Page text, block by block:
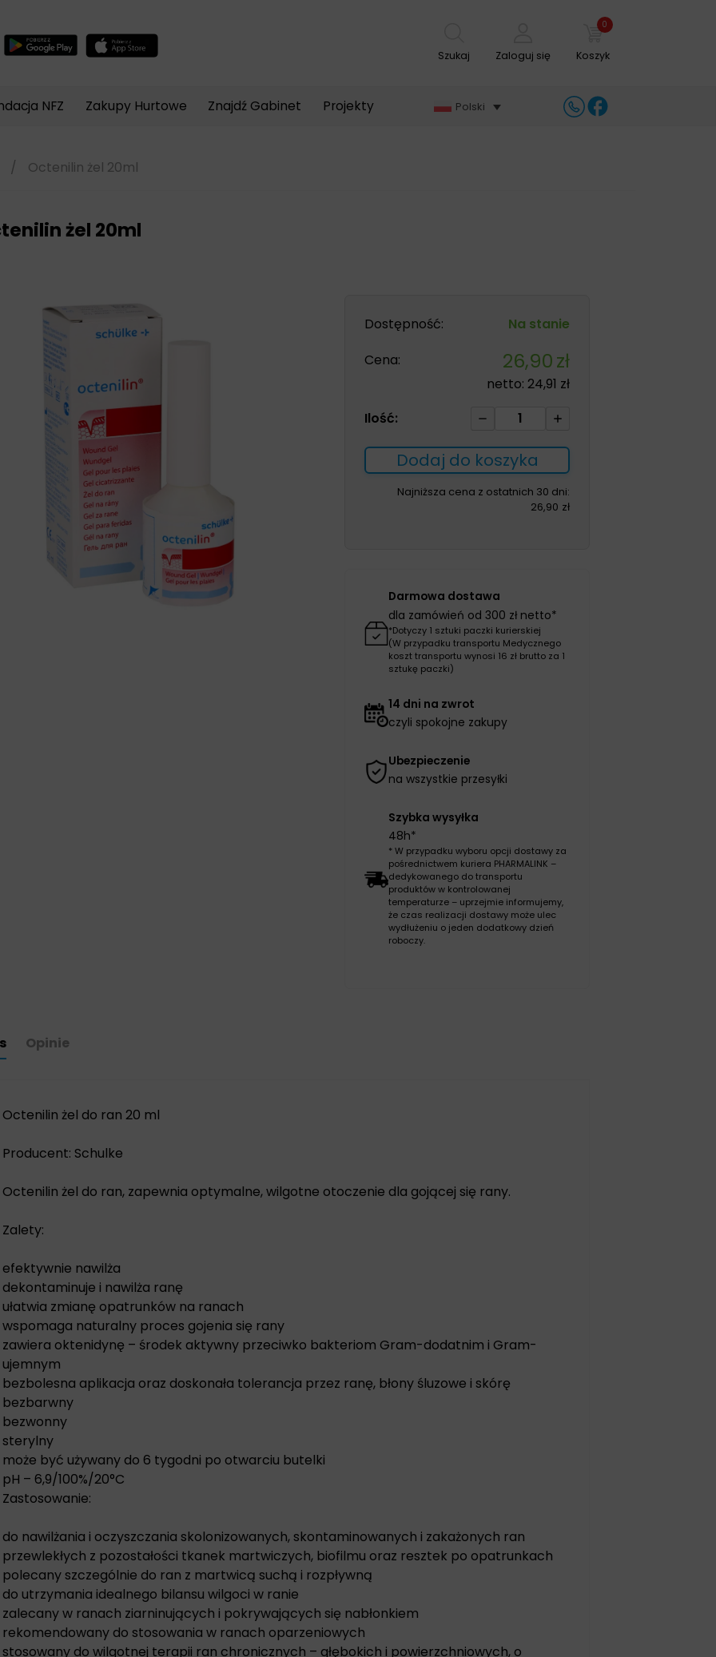
Szukaj Zaloguj się
0
Koszyk
NFZ Zakupy Hurtowe Znajdź Gabinet Projekty Polski
/ Octenilin żel 20ml
żel 20ml
Dostępność:
Na stanie
Cena:
26,90zł
netto:24,91 zł
Ilość:
ilość
żel
20ml
Dodaj do koszyka
Najniższa cena z ostatnich 30 dni:
26,90 zł
Darmowa dostawa
dla zamówień od 300 zł netto*
*Dotyczy 1 sztuki paczki kurierskiej
(W przypadku transportu Medycznego
koszt transportu wynosi 16 zł brutto za 1
sztukę paczki)
14 dni na zwrot
czyli spokojne zakupy
Ubezpieczenie
na wszystkie przesyłki
Szybka wysyłka
48h*
* W przypadku wyboru opcji dostawy za
pośrednictwem kuriera PHARMALINK –
dedykowanego do transportu
produktów w kontrolowanej
temperaturze – uprzejmie informujemy,
że czas realizacji dostawy może ulec
wydłużeniu o jeden dodatkowy dzień
roboczy.
Opinie
Octenilin żel do ran 20 ml
Producent: Schulke
Octenilin żel do ran, zapewnia optymalne, wilgotne otoczenie dla gojącej się rany.
Zalety:
efektywnie nawilża
dekontaminuje i nawilża ranę
ułatwia zmianę opatrunków na ranach
wspomaga naturalny proces gojenia się rany
zawiera oktenidynę – środek aktywny przeciwko bakteriom Gram-dodatnim i Gram-
ujemnym
bezbolesna aplikacja oraz doskonała tolerancja przez ranę, błony śluzowe i skórę
bezbarwny
bezwonny
sterylny
może być używany do 6 tygodni po otwarciu butelki
pH – 6,9/100%/20°C
Zastosowanie:
do nawilżania i oczyszczania skolonizowanych, skontaminowanych i zakażonych ran
przewlekłych z pozostałości tkanek martwiczych, biofilmu oraz resztek po opatrunkach
polecany szczególnie do ran z martwicą suchą i rozpływną
do utrzymania idealnego bilansu wilgoci w ranie
zalecany w ranach ziarninujących i pokrywających się nabłonkiem
rekomendowany do stosowania w ranach oparzeniowych
stosowany do wilgotnej terapii ran chronicznych – głębokich i powierzchniowych, o